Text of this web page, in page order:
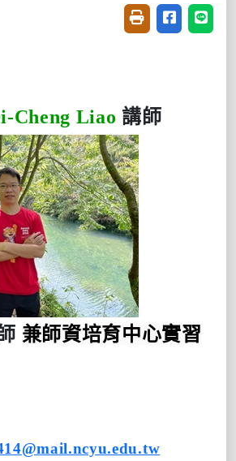
友善列印(開新視
分享至臉書
分享
Cheng Liao 講師
兼師資培育中心實習